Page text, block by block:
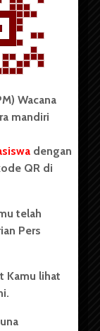
WACANA.
merupakan
dikelola
Utara
salah satu
Sumatera
Wacana
mandiri
dengan
QR di
telah
Pers
Kamu lihat